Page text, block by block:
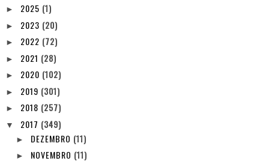
► 2025 (1)
► 2023 (20)
► 2022 (72)
► 2021 (28)
► 2020 (102)
► 2019 (301)
► 2018 (257)
▼ 2017 (349)
► DEZEMBRO (11)
► NOVEMBRO (11)